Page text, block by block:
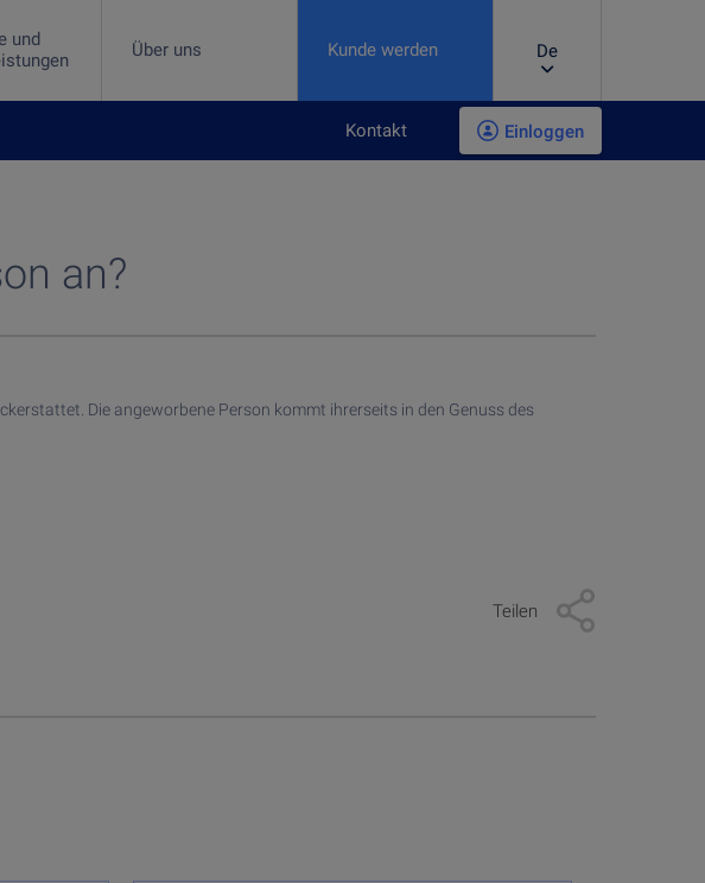
und
Über uns Kunde werden De
Kontakt Einloggen
an?
Die angeworbene Person kommt ihrerseits in den Genuss des
Teilen